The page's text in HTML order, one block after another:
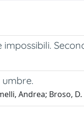
Andrea; Broso, D.